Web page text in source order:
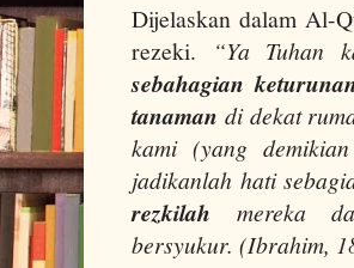
Dijelaskan dalam Al-
rezeki.
“Ya Tuhan
sebahagian
tanaman di dekat
kami (yang
jadikanlah hati
rezkilah mereka
bersyukur. (Ibrahim,